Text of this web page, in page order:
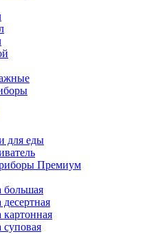
для еды
Премиум
большая
десертная
картонная
суповая